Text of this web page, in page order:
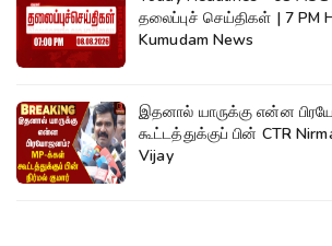
தலைப்புச் செய்திகள் | 7 PM
Kumudam News
இதனால் யாருக்கு என்ன
கூட்டத்துக்குப் பின் CTR Nirmal
Vijay